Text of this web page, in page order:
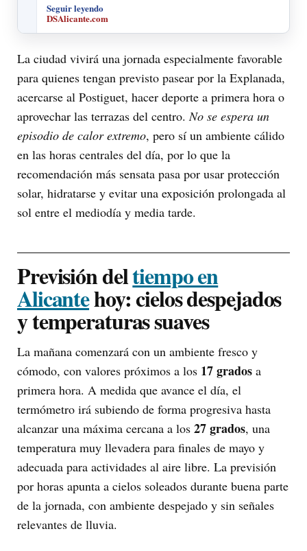
Seguir leyendo
DSAlicante.com
La ciudad vivirá una jornada especialmente favorable
para quienes tengan previsto pasear por la Explanada,
acercarse al Postiguet, hacer deporte a primera hora o
aprovechar las terrazas del centro. No se espera un
episodio de calor extremo, pero sí un ambiente cálido
en las horas centrales del día, por lo que la
recomendación más sensata pasa por usar protección
solar, hidratarse y evitar una exposición prolongada al
sol entre el mediodía y media tarde.
Previsión deltiempo en
Alicantehoy: cielos despejados
y temperaturas suaves
La mañana comenzará con un ambiente fresco y
cómodo, con valores próximos a los 17 grados a
primera hora. A medida que avance el día, el
termómetro irá subiendo de forma progresiva hasta
alcanzar una máxima cercana a los 27 grados, una
temperatura muy llevadera para finales de mayo y
adecuada para actividades al aire libre. La previsión
por horas apunta a cielos soleados durante buena parte
de la jornada, con ambiente despejado y sin señales
relevantes de lluvia.